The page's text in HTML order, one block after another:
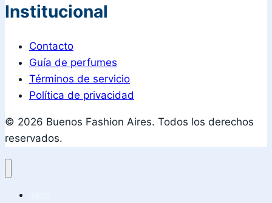
Institucional
Contacto
Guía de perfumes
Términos de servicio
Política de privacidad
© 2026 Buenos Fashion Aires. Todos los derechos
reservados.